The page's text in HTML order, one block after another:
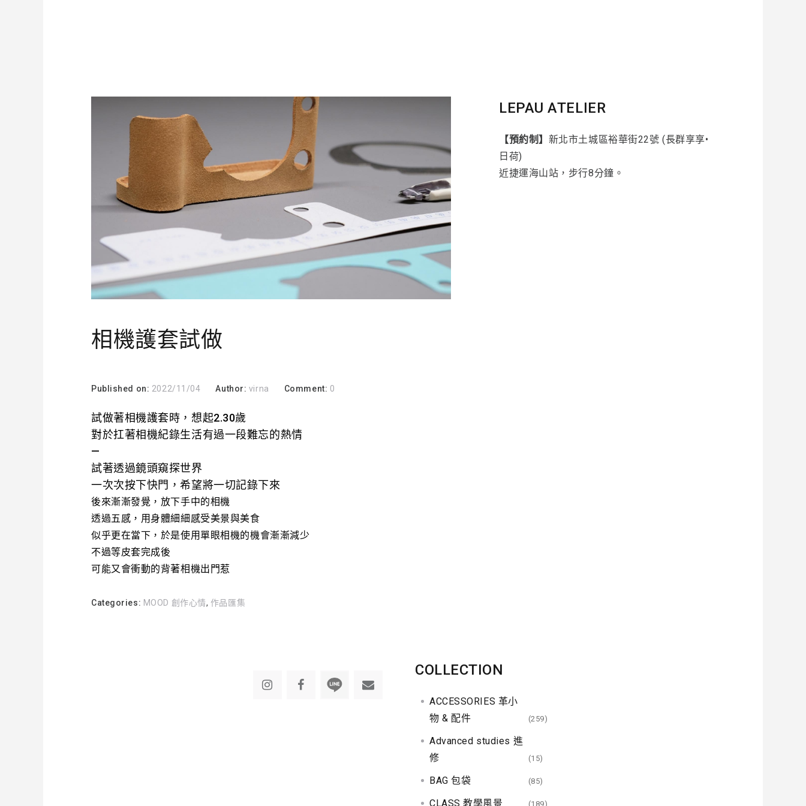
相機護套試做
Published on: 2022/11/04 Author: virna Comment: 0
試做著相機護套時，想起2.30歲
對於扛著相機紀錄生活有過一段難忘的熱情
—
試著透過鏡頭窺探世界
一次次按下快門，希望將一切記錄下來
後來漸漸發覺， 放下手中的相機
透過五感，用身體細細感受美景與美食
似乎更在當下， 於是使用單眼相機的機會漸漸減少
不過等皮套完成後
可能又會衝動的背著相機出門惹
Categories: MOOD 創作心情, 作品匯集
LEPAU ATELIER
【預約制】 新北市土城區裕華街22號 (長群享享•
日荷)
近捷運海山站，步行8分鐘。
COLLECTION
ACCESSORIES 革小
物 & 配件
(259)
Advanced studies 進
修
(15)
BAG 包袋 (85)
CLASS 教學風景 (189)